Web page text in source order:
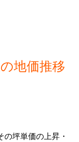
地価推移
坪単価の上昇・